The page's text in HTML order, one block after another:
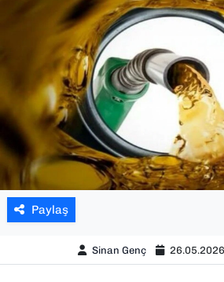
Paylaş
Sinan Genç
POLİTİKA
SAĞLIK
SPOR
TEKNOLOJİ
YAŞAM
YEREL YÖNETİMLER